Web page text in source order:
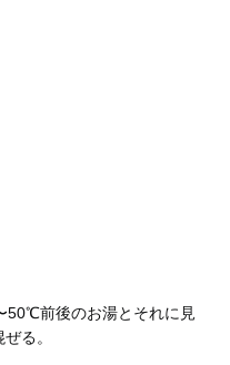
50℃前後のお湯とそれに見
る。